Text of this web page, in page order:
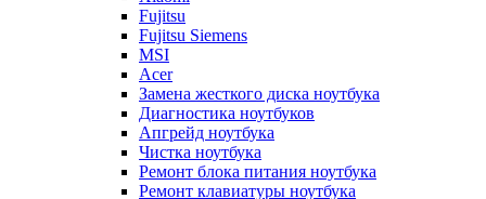
Fujitsu
Fujitsu Siemens
MSI
Acer
Замена жесткого диска ноутбука
Диагностика ноутбуков
Апгрейд ноутбука
Чистка ноутбука
Ремонт блока питания ноутбука
Ремонт клавиатуры ноутбука